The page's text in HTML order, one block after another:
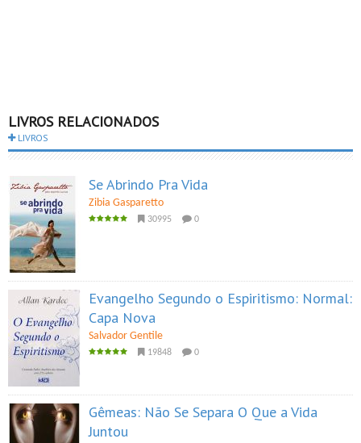
LIVROS RELACIONADOS
LIVROS
Se Abrindo Pra Vida
Zibia Gasparetto
30995 0
Evangelho Segundo o Espiritismo: Normal:
Capa Nova
Salvador Gentile
19848 0
Gêmeas: Não Se Separa O Que a Vida
Juntou